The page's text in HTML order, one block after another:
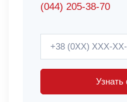
(044) 205-38-70
Узнать